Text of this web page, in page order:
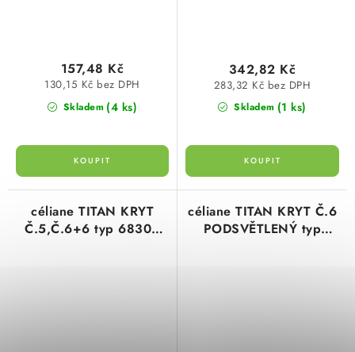
Skladem (4 ks)
130,15 Kč bez DPH
157,48 Kč
Skladem (1 ks)
283,32 Kč bez DPH
342,82 Kč
céliane TITAN KRYT
Č.5,Č.6+6 typ 68302
céliane TITAN KRYT Č.6
PODSVĚTLENÝ typ